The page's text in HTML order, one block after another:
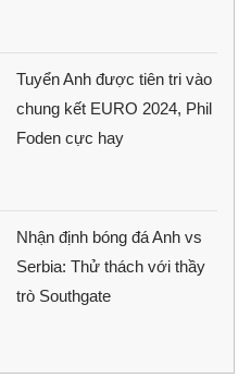
Tuyển Anh được tiên tri vào
chung kết EURO 2024, Phil
Foden cực hay
Nhận định bóng đá Anh vs
Serbia: Thử thách với thầy
trò Southgate